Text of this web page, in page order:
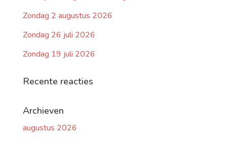
Zondag 2 augustus 2026
Zondag 26 juli 2026
Zondag 19 juli 2026
Recente reacties
Archieven
augustus 2026